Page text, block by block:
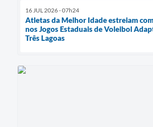
16 JUL 2026 - 07h24
Atletas da Melhor Idade estreiam
nos Jogos Estaduais de Voleibol
Três Lagoas